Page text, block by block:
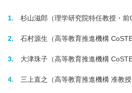
杉山滋郎（理学研究院特任教授・前
石村源生（高等教育推進機構
大津珠子（高等教育推進機構
三上直之（高等教育推進機構 准教授